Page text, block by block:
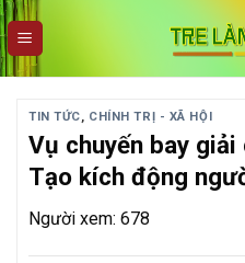
Skip
to
content
TIN TỨC, CHÍNH TRỊ - XÃ HỘI
Vụ chuyến bay giải
Tạo kích động
Người xem: 678